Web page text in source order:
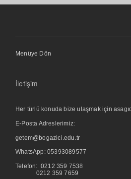
Menüye Dön
İletişim
Her türlü konuda bize ulaşmak için
E-Posta Adreslerimiz:
getem@bogazici.edu.tr
WhatsApp: 05393089577
Telefon: 0212 359 7538
0212 359 7659